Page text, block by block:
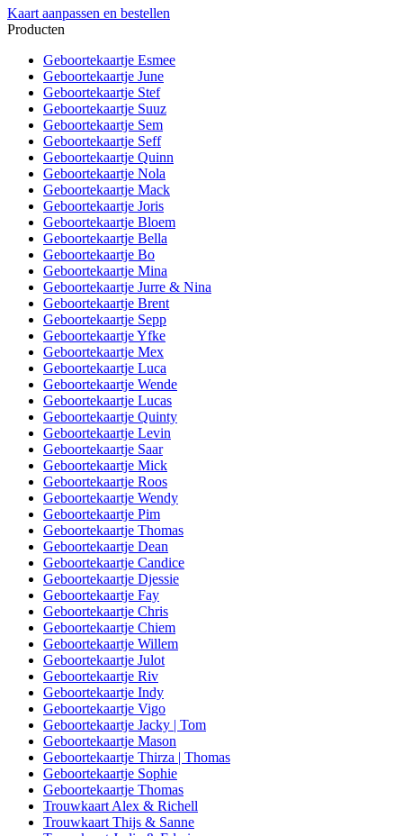
Kaart aanpassen en bestellen
Producten
Geboortekaartje Esmee
Geboortekaartje June
Geboortekaartje Stef
Geboortekaartje Suuz
Geboortekaartje Sem
Geboortekaartje Seff
Geboortekaartje Quinn
Geboortekaartje Nola
Geboortekaartje Mack
Geboortekaartje Joris
Geboortekaartje Bloem
Geboortekaartje Bella
Geboortekaartje Bo
Geboortekaartje Mina
Geboortekaartje Jurre & Nina
Geboortekaartje Brent
Geboortekaartje Sepp
Geboortekaartje Yfke
Geboortekaartje Mex
Geboortekaartje Luca
Geboortekaartje Wende
Geboortekaartje Lucas
Geboortekaartje Quinty
Geboortekaartje Levin
Geboortekaartje Saar
Geboortekaartje Mick
Geboortekaartje Roos
Geboortekaartje Wendy
Geboortekaartje Pim
Geboortekaartje Thomas
Geboortekaartje Dean
Geboortekaartje Candice
Geboortekaartje Djessie
Geboortekaartje Fay
Geboortekaartje Chris
Geboortekaartje Chiem
Geboortekaartje Willem
Geboortekaartje Julot
Geboortekaartje Riv
Geboortekaartje Indy
Geboortekaartje Vigo
Geboortekaartje Jacky | Tom
Geboortekaartje Mason
Geboortekaartje Thirza | Thomas
Geboortekaartje Sophie
Geboortekaartje Thomas
Trouwkaart Alex & Richell
Trouwkaart Thijs & Sanne